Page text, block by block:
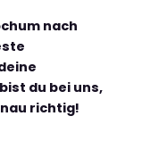
nach
du bei uns,
richtig!